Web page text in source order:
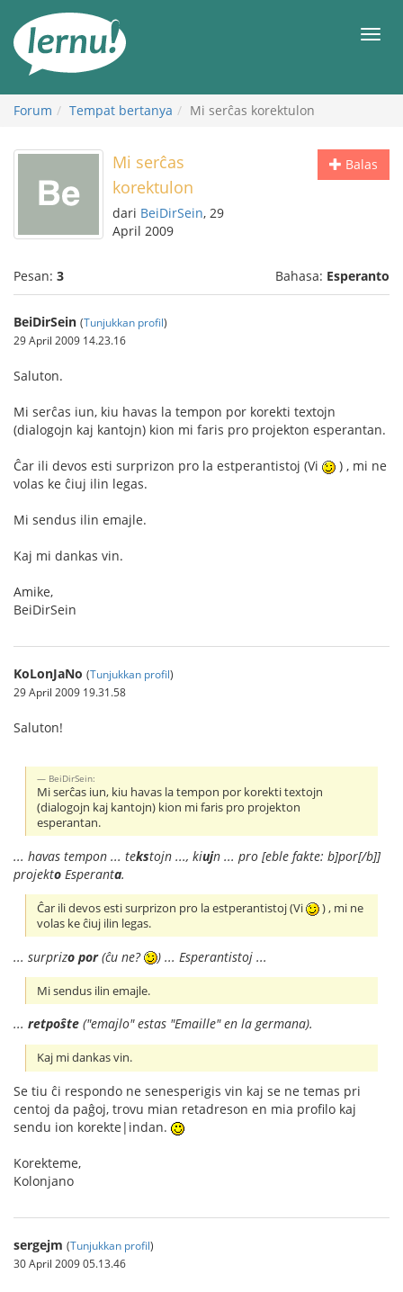
daftar
Forum Tempat bertanya Mi serĉas korektulon
Balas
Mi serĉas
korektulon
dari BeiDirSein, 29
April 2009
Pesan: 3 Bahasa: Esperanto
BeiDirSein (Tunjukkan profil)
29 April 2009 14.23.16
Saluton.
Mi serĉas iun, kiu havas la tempon por korekti textojn
(dialogojn kaj kantojn) kion mi faris pro projekton esperantan.
Ĉar ili devos esti surprizon pro la estperantistoj (Vi
) , mi ne
volas ke ĉiuj ilin legas.
Mi sendus ilin emajle.
Kaj mi dankas vin.
Amike,
BeiDirSein
KoLonJaNo (Tunjukkan profil)
29 April 2009 19.31.58
Saluton!
BeiDirSein:
Mi serĉas iun, kiu havas la tempon por korekti textojn
(dialogojn kaj kantojn) kion mi faris pro projekton
esperantan.
... havas tempon ... tekstojn ..., kiujn ... pro [eble fakte: b]por[/b]]
projekto Esperanta.
Ĉar ili devos esti surprizon pro la estperantistoj (Vi
) , mi ne
volas ke ĉiuj ilin legas.
... surprizo por(ĉu ne? ) ... Esperantistoj ...
Mi sendus ilin emajle.
... retpoŝte ("emajlo" estas "Emaille" en la germana).
Kaj mi dankas vin.
Se tiu ĉi respondo ne senesperigis vin kaj se ne temas pri
centoj da paĝoj, trovu mian retadreson en mia profilo kaj
sendu ion korekte|indan.
Korekteme,
Kolonjano
sergejm (Tunjukkan profil)
30 April 2009 05.13.46